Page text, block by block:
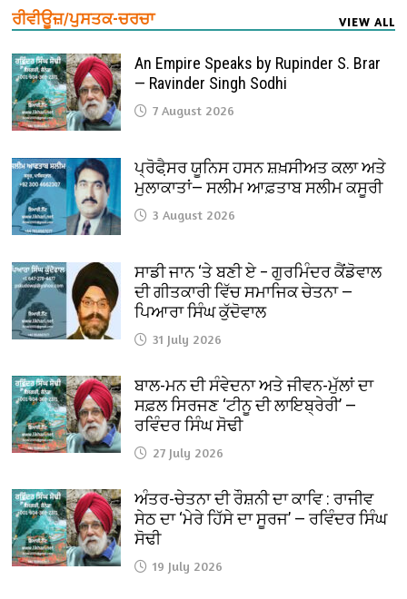
ਰੀਵੀਊਜ਼/ਪੁਸਤਕ-ਚਰਚਾ VIEW ALL
An Empire Speaks by Rupinder S. Brar
— Ravinder Singh Sodhi
7 August 2026
ਪ੍ਰੋਫੈ਼ਸਰ ਯੂਨਿਸ ਹਸਨ ਸ਼ਖ਼ਸੀਅਤ ਕਲਾ ਅਤੇ
ਮੁਲਾਕਾਤਾਂ— ਸਲੀਮ ਆਫ਼ਤਾਬ ਸਲੀਮ ਕਸੂਰੀ
3 August 2026
ਸਾਡੀ ਜਾਨ ‘ਤੇ ਬਣੀ ਏ – ਗੁਰਮਿੰਦਰ ਕੈਂਡੋਵਾਲ
ਦੀ ਗੀਤਕਾਰੀ ਵਿੱਚ ਸਮਾਜਿਕ ਚੇਤਨਾ —
ਪਿਆਰਾ ਸਿੰਘ ਕੁੱਦੋਵਾਲ
31 July 2026
ਬਾਲ-ਮਨ ਦੀ ਸੰਵੇਦਨਾ ਅਤੇ ਜੀਵਨ-ਮੁੱਲਾਂ ਦਾ
ਸਫ਼ਲ ਸਿਰਜਣ ‘ਟੀਨੂ ਦੀ ਲਾਇਬ੍ਰੇਰੀ’ —
ਰਵਿੰਦਰ ਸਿੰਘ ਸੋਢੀ
27 July 2026
ਅੰਤਰ-ਚੇਤਨਾ ਦੀ ਰੌਸ਼ਨੀ ਦਾ ਕਾਵਿ : ਰਾਜੀਵ
ਸੇਠ ਦਾ ‘ਮੇਰੇ ਹਿੱਸੇ ਦਾ ਸੂਰਜ’ — ਰਵਿੰਦਰ ਸਿੰਘ
ਸੋਢੀ
19 July 2026